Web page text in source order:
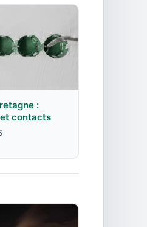
:
contacts